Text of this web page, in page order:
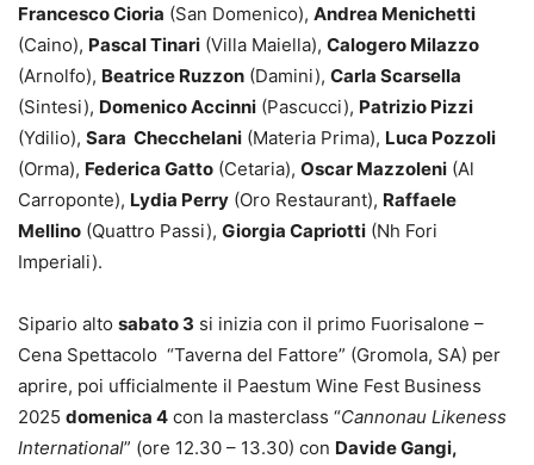
Francesco Cioria (San Domenico), Andrea Menichetti
(Caino), Pascal Tinari (Villa Maiella), Calogero Milazzo
(Arnolfo), Beatrice Ruzzon (Damini), Carla Scarsella
(Sintesi), Domenico Accinni (Pascucci), Patrizio Pizzi
(Ydilio), Sara Checchelani (Materia Prima), Luca Pozzoli
(Orma), Federica Gatto (Cetaria), Oscar Mazzoleni (Al
Carroponte), Lydia Perry (Oro Restaurant), Raffaele
Mellino (Quattro Passi), Giorgia Capriotti (Nh Fori
Imperiali).
Sipario alto sabato 3 si inizia con il primo Fuorisalone –
Cena Spettacolo “Taverna del Fattore” (Gromola, SA) per
aprire, poi ufficialmente il Paestum Wine Fest Business
2025 domenica 4 con la masterclass “Cannonau Likeness
International” (ore 12.30 – 13.30) con Davide Gangi,